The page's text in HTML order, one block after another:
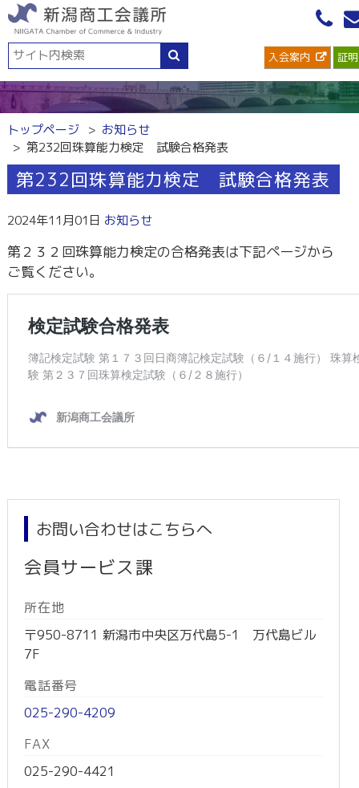
入会案内 証
トップページ
お知らせ
第232回珠算能力検定 試験合格発表
第232回珠算能力検定 試験合格発表
2024年11月01日 お知らせ
第２３２回珠算能力検定の合格発表は下記ページから
ご覧ください。
お問い合わせはこちらへ
会員サービス課
所在地
〒950-8711 新潟市中央区万代島5-1 万代島ビル
7F
電話番号
025-290-4209
FAX
025-290-4421